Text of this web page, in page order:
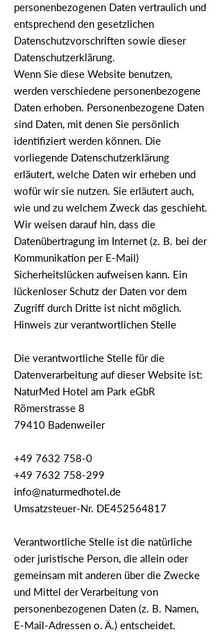
personenbezogenen Daten vertraulich und
entsprechend den gesetzlichen
Datenschutzvorschriften sowie dieser
Datenschutzerklärung.
Wenn Sie diese Website benutzen,
werden verschiedene personenbezogene
Daten erhoben. Personenbezogene Daten
sind Daten, mit denen Sie persönlich
identifiziert werden können. Die
vorliegende Datenschutzerklärung
erläutert, welche Daten wir erheben und
wofür wir sie nutzen. Sie erläutert auch,
wie und zu welchem Zweck das geschieht.
Wir weisen darauf hin, dass die
Datenübertragung im Internet (z. B. bei der
Kommunikation per E-Mail)
Sicherheitslücken aufweisen kann. Ein
lückenloser Schutz der Daten vor dem
Zugriff durch Dritte ist nicht möglich.
Hinweis zur verantwortlichen Stelle
Die verantwortliche Stelle für die
Datenverarbeitung auf dieser Website ist:
NaturMed Hotel am Park eGbR
Römerstrasse 8
79410 Badenweiler
+49 7632 758-0
+49 7632 758-299
info@naturmedhotel.de
Umsatzsteuer-Nr. DE452564817
Verantwortliche Stelle ist die natürliche
oder juristische Person, die allein oder
gemeinsam mit anderen über die Zwecke
und Mittel der Verarbeitung von
personenbezogenen Daten (z. B. Namen,
E-Mail-Adressen o. Ä.) entscheidet.